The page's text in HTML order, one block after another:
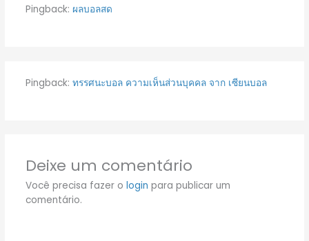
Pingback: ผลบอลสด
Pingback: ทรรศนะบอล ความเห็นส่วนบุคคล จาก เซียนบอล
Deixe um comentário
Você precisa fazer o login para publicar um
comentário.